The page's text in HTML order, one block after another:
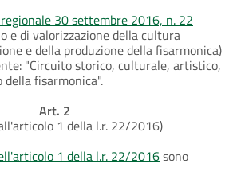
30 settembre 2016, n. 22
e di valorizzazione della cultura
e della produzione della fisarmonica)
"Circuito storico, culturale, artistico,
fisarmonica".
Art. 2
1 della l.r. 22/2016)
1 della l.r. 22/2016sono